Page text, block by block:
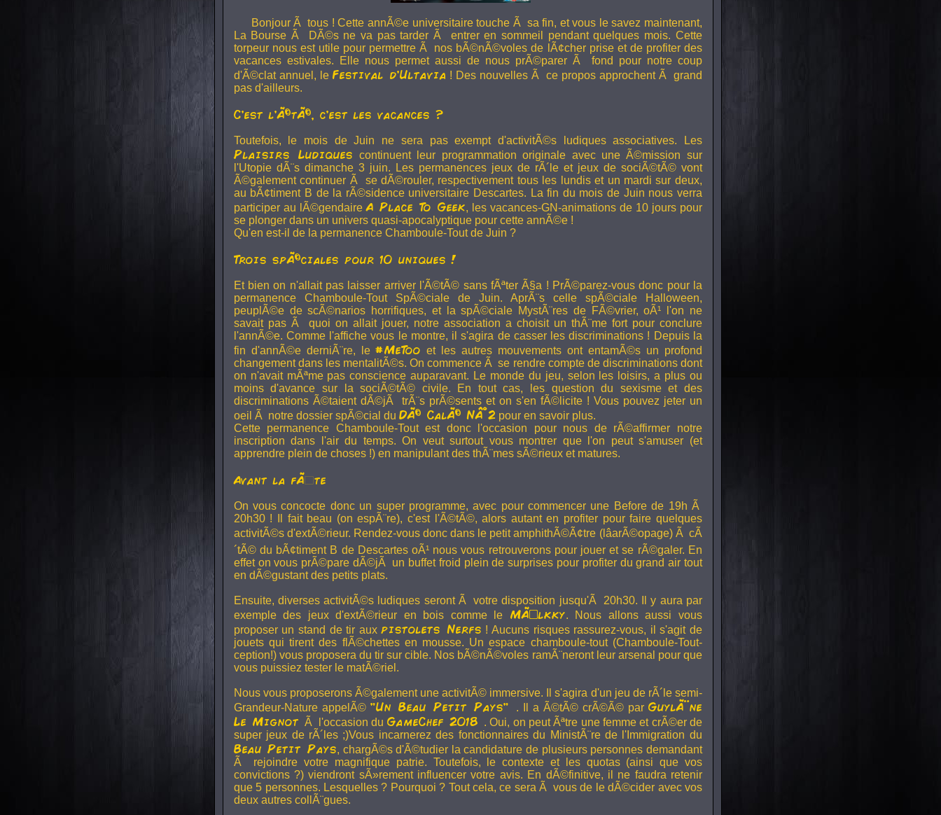
Bonjour Ã tous ! Cette annÃ©e universitaire touche Ã sa fin, et vous le savez maintenant,
La Bourse Ã DÃ©s ne va pas tarder Ã entrer en sommeil pendant quelques mois. Cette
torpeur nous est utile pour permettre Ã nos bÃ©nÃ©voles de lÃ¢cher prise et de profiter des
vacances estivales. Elle nous permet aussi de nous prÃ©parer Ã fond pour notre coup
d'Ã©clat annuel, le Festival d'Ultavia ! Des nouvelles Ã ce propos approchent Ã grand
pas d'ailleurs.
C'est l'Ã©tÃ©, c'est les vacances ?
Toutefois, le mois de Juin ne sera pas exempt d'activitÃ©s ludiques associatives. Les
Plaisirs Ludiques continuent leur programmation originale avec une Ã©mission sur
l'Utopie dÃ¨s dimanche 3 juin. Les permanences jeux de rÃ´le et jeux de sociÃ©tÃ© vont
Ã©galement continuer Ã se dÃ©rouler, respectivement tous les lundis et un mardi sur deux,
au bÃ¢timent B de la rÃ©sidence universitaire Descartes. La fin du mois de Juin nous verra
participer au lÃ©gendaireA Place To Geek, les vacances-GN-animations de 10 jours pour
se plonger dans un univers quasi-apocalyptique pour cette annÃ©e !
Qu'en est-il de la permanence Chamboule-Tout de Juin ?
Trois spÃ©ciales pour 10 uniques !
Et bien on n'allait pas laisser arriver l'Ã©tÃ© sans fÃªter Ã§a ! PrÃ©parez-vous donc pour la
permanence Chamboule-Tout SpÃ©ciale de Juin. AprÃ¨s celle spÃ©ciale Halloween,
peuplÃ©e de scÃ©narios horrifiques, et la spÃ©ciale MystÃ¨res de FÃ©vrier, oÃ¹ l'on ne
savait pas Ã quoi on allait jouer, notre association a choisit un thÃ¨me fort pour conclure
l'annÃ©e. Comme l'affiche vous le montre, il s'agira de casser les discriminations ! Depuis la
fin d'annÃ©e derniÃ¨re, le#MeToo et les autres mouvements ont entamÃ©s un profond
changement dans les mentalitÃ©s. On commence Ã se rendre compte de discriminations dont
on n'avait mÃªme pas conscience auparavant. Le monde du jeu, selon les loisirs, a plus ou
moins d'avance sur la sociÃ©tÃ© civile. En tout cas, les question du sexisme et des
discriminations Ã©taient dÃ©jÃ trÃ¨s prÃ©sents et on s'en fÃ©licite ! Vous pouvez jeter un
oeil Ã notre dossier spÃ©cial du DÃ© CalÃ© NÂ°2 pour en savoir plus.
Cette permanence Chamboule-Tout est donc l'occasion pour nous de rÃ©affirmer notre
inscription dans l'air du temps. On veut surtout vous montrer que l'on peut s'amuser (et
apprendre plein de choses !) en manipulant des thÃ¨mes sÃ©rieux et matures.
Avant la fÃªte
On vous concocte donc un super programme, avec pour commencer une Before de 19h Ã
20h30 ! Il fait beau (on espÃ¨re), c'est l'Ã©tÃ©, alors autant en profiter pour faire quelques
activitÃ©s d'extÃ©rieur. Rendez-vous donc dans le petit amphithÃ©Ã¢tre (lâarÃ©opage) Ã cÃ
´tÃ© du bÃ¢timent B de Descartes oÃ¹ nous vous retrouverons pour jouer et se rÃ©galer. En
effet on vous prÃ©pare dÃ©jÃ un buffet froid plein de surprises pour profiter du grand air tout
en dÃ©gustant des petits plats.
Ensuite, diverses activitÃ©s ludiques seront Ã votre disposition jusqu'Ã 20h30. Il y aura par
exemple des jeux d'extÃ©rieur en bois comme le MÃ¶lkky. Nous allons aussi vous
proposer un stand de tir auxpistolets Nerfs ! Aucuns risques rassurez-vous, il s'agit de
jouets qui tirent des flÃ©chettes en mousse. Un espace chamboule-tout (Chamboule-Tout-
ception!) vous proposera du tir sur cible. Nos bÃ©nÃ©voles ramÃ¨neront leur arsenal pour que
vous puissiez tester le matÃ©riel.
Nous vous proposerons Ã©galement une activitÃ© immersive. Il s'agira d'un jeu de rÃ´le semi-
Grandeur-Nature appelÃ© "Un Beau Petit Pays" . Il a Ã©tÃ© crÃ©Ã© par GuylÃ¨ne
Le Mignot Ã l'occasion du GameChef 2018 . Oui, on peut Ãªtre une femme et crÃ©er de
super jeux de rÃ´les ;)Vous incarnerez des fonctionnaires du MinistÃ¨re de l'Immigration du
Beau Petit Pays, chargÃ©s d'Ã©tudier la candidature de plusieurs personnes demandant
Ã rejoindre votre magnifique patrie. Toutefois, le contexte et les quotas (ainsi que vos
convictions ?) viendront sÃ»rement influencer votre avis. En dÃ©finitive, il ne faudra retenir
que 5 personnes. Lesquelles ? Pourquoi ? Tout cela, ce sera Ã vous de le dÃ©cider avec vos
deux autres collÃ¨gues.